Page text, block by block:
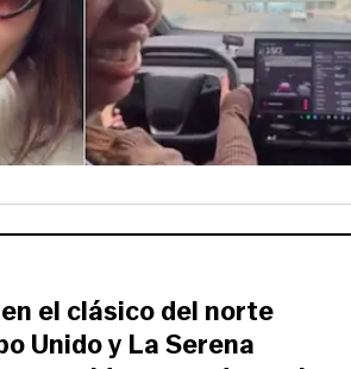
el clásico del norte
Unido y La Serena